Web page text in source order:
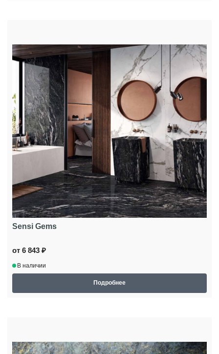
Sensi Gems
от 6 843 ₽
В наличии
Подробнее